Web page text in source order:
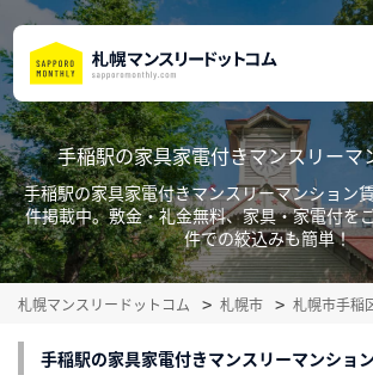
手稲駅の家具家電付きマンスリーマ
手稲駅の家具家電付きマンスリーマンション
件掲載中。敷金・礼金無料、家具・家電付を
件での絞込みも簡単！
札幌マンスリードットコム 札幌市 札幌市手稲
手稲駅の家具家電付きマンスリーマンショ